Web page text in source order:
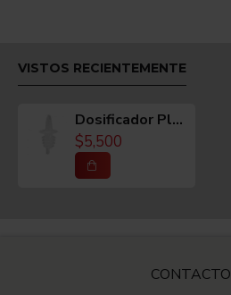
Lavar con agua y jabón.
VISTOS RECIENTEMENTE
Dosificador Plástico Spill Stop Americano
$5,500
CONTACTO